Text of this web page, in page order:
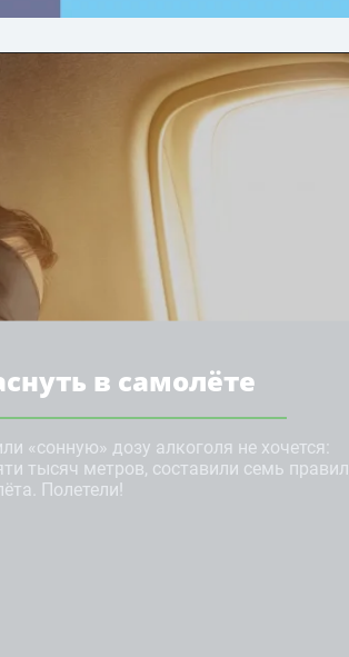
в самолёте
«сонную» дозу алкоголя не хочется:
тысяч метров, составили семь правил
Полетели!